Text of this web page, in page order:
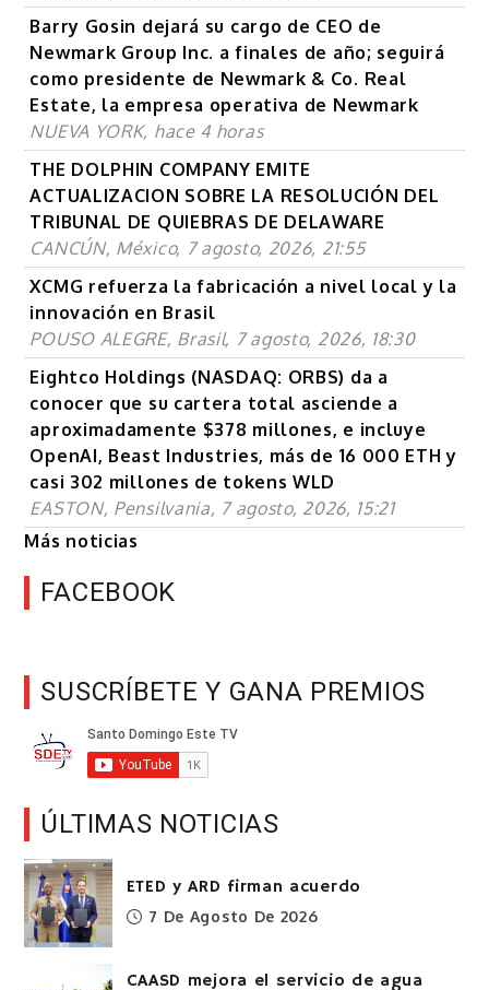
Barry Gosin dejará su cargo de CEO de
Newmark Group Inc. a finales de año; seguirá
como presidente de Newmark & Co. Real
Estate, la empresa operativa de Newmark
NUEVA YORK, hace 4 horas
THE DOLPHIN COMPANY EMITE
ACTUALIZACION SOBRE LA RESOLUCIÓN DEL
TRIBUNAL DE QUIEBRAS DE DELAWARE
CANCÚN, México, 7 agosto, 2026, 21:55
XCMG refuerza la fabricación a nivel local y la
innovación en Brasil
POUSO ALEGRE, Brasil, 7 agosto, 2026, 18:30
Eightco Holdings (NASDAQ: ORBS) da a
conocer que su cartera total asciende a
aproximadamente $378 millones, e incluye
OpenAI, Beast Industries, más de 16 000 ETH y
casi 302 millones de tokens WLD
EASTON, Pensilvania, 7 agosto, 2026, 15:21
Más noticias
FACEBOOK
SUSCRÍBETE Y GANA PREMIOS
ÚLTIMAS NOTICIAS
ETED y ARD firman acuerdo
7 De Agosto De 2026
CAASD mejora el servicio de agua